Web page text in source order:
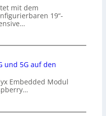
mit dem
19“-
und 5G auf den
Embedded Modul